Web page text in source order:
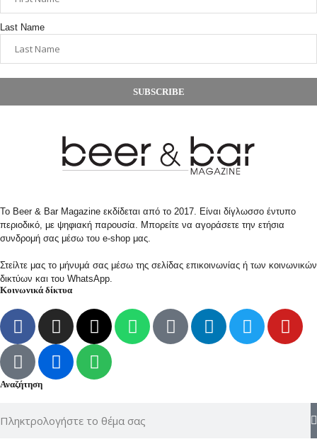
Last Name
SUBSCRIBE
Το Beer & Bar Magazine εκδίδεται από το 2017. Είναι δίγλωσσο έντυπο
περιοδικό, με ψηφιακή παρουσία. Μπορείτε να αγοράσετε την ετήσια
συνδρομή σας μέσω του e-shop μας.
Στείλτε μας το μήνυμά σας μέσω της σελίδας επικοινωνίας ή των κοινωνικών
δικτύων και του WhatsApp.
Κοινωνικά δίκτυα
Αναζήτηση